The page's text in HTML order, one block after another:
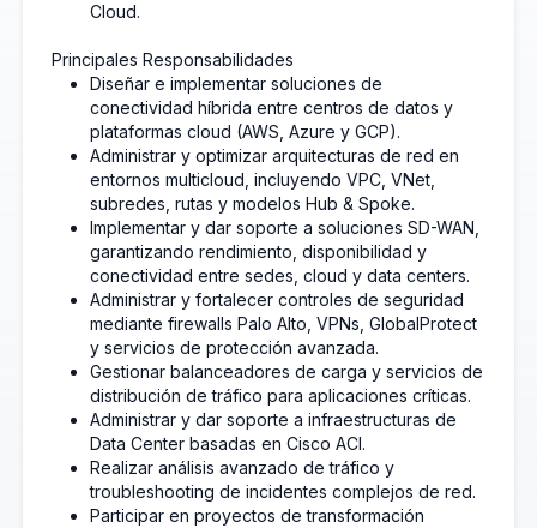
Cloud.
Principales Responsabilidades
Diseñar e implementar soluciones de
conectividad híbrida entre centros de datos y
plataformas cloud (AWS, Azure y GCP).
Administrar y optimizar arquitecturas de red en
entornos multicloud, incluyendo VPC, VNet,
subredes, rutas y modelos Hub & Spoke.
Implementar y dar soporte a soluciones SD-WAN,
garantizando rendimiento, disponibilidad y
conectividad entre sedes, cloud y data centers.
Administrar y fortalecer controles de seguridad
mediante firewalls Palo Alto, VPNs, GlobalProtect
y servicios de protección avanzada.
Gestionar balanceadores de carga y servicios de
distribución de tráfico para aplicaciones críticas.
Administrar y dar soporte a infraestructuras de
Data Center basadas en Cisco ACI.
Realizar análisis avanzado de tráfico y
troubleshooting de incidentes complejos de red.
Participar en proyectos de transformación